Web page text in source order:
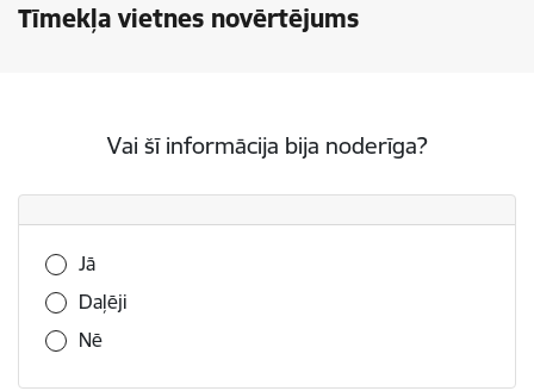
Tīmekļa vietnes novērtējums
Vai šī informācija bija noderīga?
Vai šī informācija bija noderīga?
Jā
Daļēji
Nē